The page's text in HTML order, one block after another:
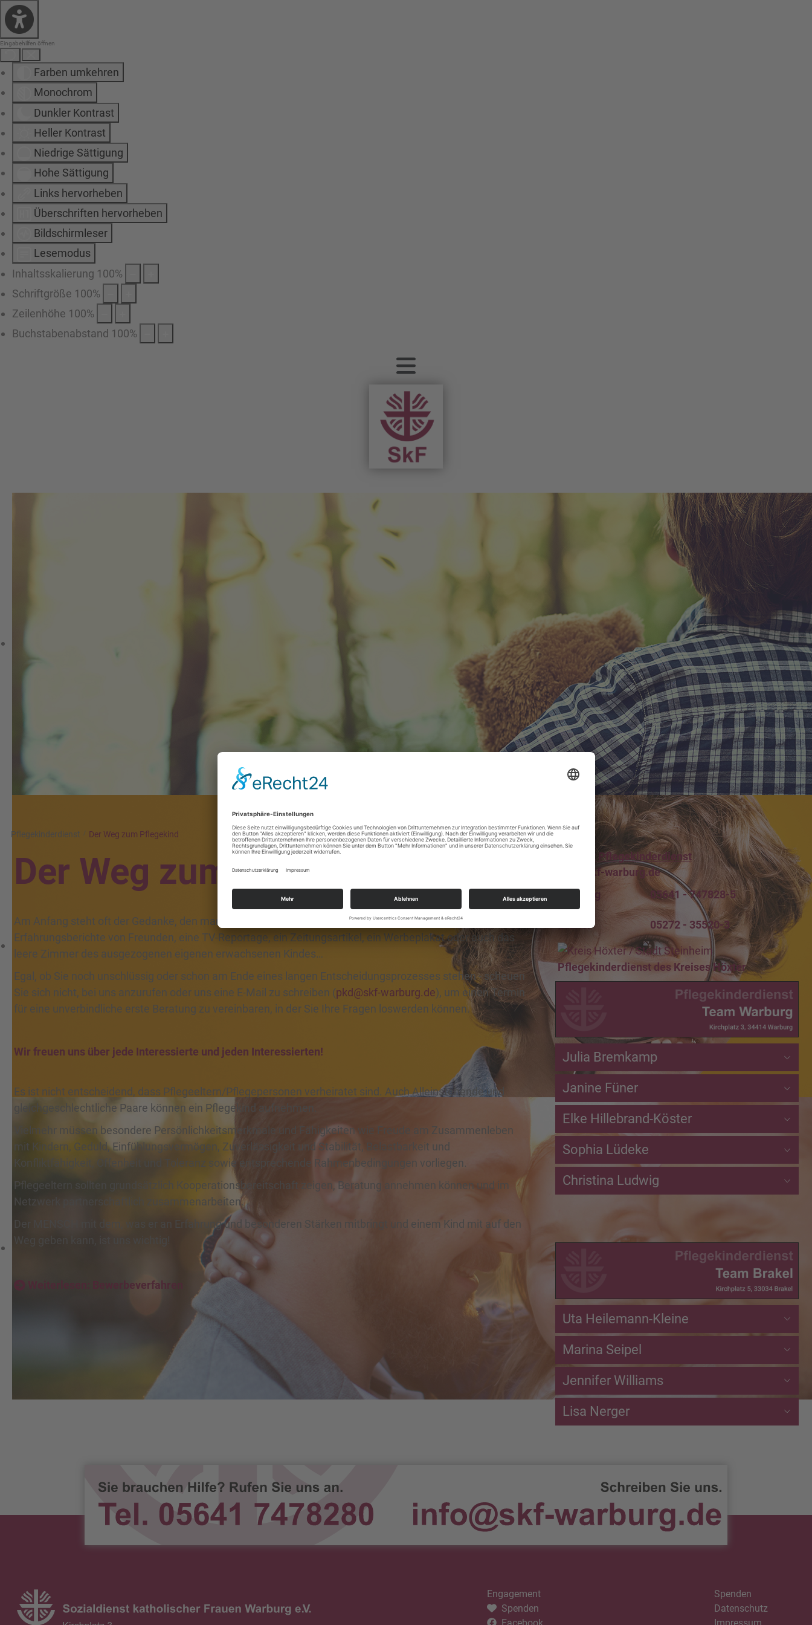
Eingabehilfen öffnen
Farben umkehren
Monochrom
Dunkler Kontrast
Heller Kontrast
Niedrige Sättigung
Hohe Sättigung
Links hervorheben
Überschriften hervorheben
Bildschirmleser
Lesemodus
Inhaltsskalierung 100%
Schriftgröße 100%
Zeilenhöhe 100%
Buchstabenabstand 100%
Pflegekinderdienst Der Weg zum Pflegekind
Der Weg zum Pflegekind
Am Anfang steht oft der Gedanke, den man wieder verwirft, eine Idee, die mit der Zeit reift, positive
Erfahrungsberichte von Freunden, eine TV-Reportage, ein Zeitungsartikel, ein Werbeplakat oder auch das
leere Zimmer des ausgezogenen eigenen erwachsenen Kindes…
Egal, ob Sie noch unschlüssig oder schon am Ende eines langen Entscheidungsprozesses stehen - scheuen
Sie sich nicht, bei uns anzurufen oder uns eine E-Mail zu schreiben (pkd@skf-warburg.de), um einen Termin
für eine unverbindliche erste Beratung zu vereinbaren, in der Sie Ihre Fragen loswerden können.
Wir freuen uns über jede Interessierte und jeden Interessierten!
Es ist nicht entscheidend, dass Pflegeeltern/Pflegepersonen verheiratet sind. Auch Alleinstehende und
gleichgeschlechtliche Paare können ein Pflegekind aufnehmen.
Vielmehr müssen besondere Persönlichkeitsmerkmale und Fähigkeiten wie Freude am Zusammenleben
mit Kindern, Geduld, Einfühlungsvermögen, Zuverlässigkeit und Stabilität, Belastbarkeit und
Konfliktfähigkeit, Offenheit und Toleranz sowie entsprechende Rahmenbedingungen vorliegen.
Pflegeeltern sollten grundsätzlich Kooperationsbereitschaft zeigen, Beratung annehmen können und im
Netzwerk partnerschaftlich zusammenarbeiten.
Der MENSCH mit dem, was er an Erfahrung und besonderen Stärken mitbringt und einem Kind mit auf den
Weiterlesen: Bewerbeverfahren
Kontakt Pflegekinderdienst
pkd@skf-warburg.de
Warburg
05641 - 747828-5
Brakel 05272 - 35520-3
Pflegekinderdienst des Kreises Höxter
Julia Bremkamp
Janine Füner
Elke Hillebrand-Köster
Sophia Lüdeke
Christina Ludwig
Uta Heilemann-Kleine
Marina Seipel
Jennifer Williams
Lisa Nerger
Engagement
Spenden
Facebook
Spenden
Datenschutz
Impressum